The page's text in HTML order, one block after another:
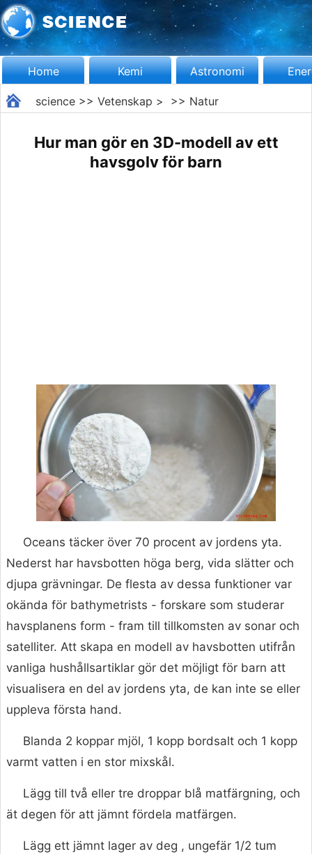
Home Kemi Astronomi
science>> Vetenskap > >> Natur
Hur man gör en 3D-modell av ett
havsgolv för barn
Oceans täcker över 70 procent av jordens yta.
Nederst har havsbotten höga berg, vida slätter och
djupa grävningar. De flesta av dessa funktioner var
okända för bathymetrists - forskare som studerar
havsplanens form - fram till tillkomsten av sonar och
satelliter. Att skapa en modell av havsbotten utifrån
vanliga hushållsartiklar gör det möjligt för barn att
visualisera en del av jordens yta, de kan inte se eller
uppleva första hand.
Blanda 2 koppar mjöl, 1 kopp bordsalt och 1 kopp
varmt vatten i en stor mixskål.
Lägg till två eller tre droppar blå matfärgning, och
ät degen för att jämnt fördela matfärgen.
Lägg ett jämnt lager av deg , ungefär 1/2 tum